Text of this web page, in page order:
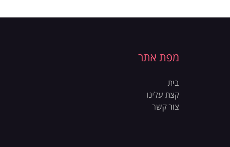
מפת אתר
בית
קצת עלינו
צור קשר